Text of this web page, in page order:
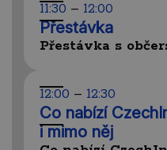
11:30 – 12:00
Přestávka
Přestávka s
12:00 – 12:30
Co nabízí
i mimo něj